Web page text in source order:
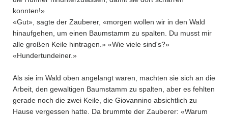
konnten!»
«Gut», sagte der Zauberer, «morgen wollen wir in den Wald
hinaufgehen, um einen Baumstamm zu spalten. Du musst mir
alle großen Keile hintragen.» «Wie viele sind's?»
«Hundertundeiner.»
Als sie im Wald oben angelangt waren, machten sie sich an die
Arbeit, den gewaltigen Baumstamm zu spalten, aber es fehlten
gerade noch die zwei Keile, die Giovannino absichtlich zu
Hause vergessen hatte. Da brummte der Zauberer: «Warum